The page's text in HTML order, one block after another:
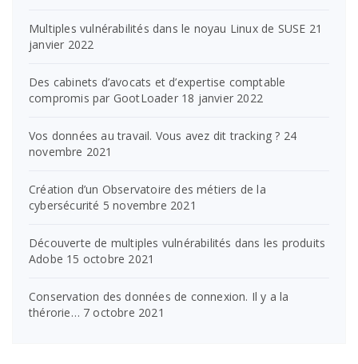
Multiples vulnérabilités dans le noyau Linux de SUSE 21
janvier 2022
Des cabinets d’avocats et d’expertise comptable
compromis par GootLoader 18 janvier 2022
Vos données au travail. Vous avez dit tracking ? 24
novembre 2021
Création d’un Observatoire des métiers de la
cybersécurité 5 novembre 2021
Découverte de multiples vulnérabilités dans les produits
Adobe 15 octobre 2021
Conservation des données de connexion. Il y a la
thérorie… 7 octobre 2021